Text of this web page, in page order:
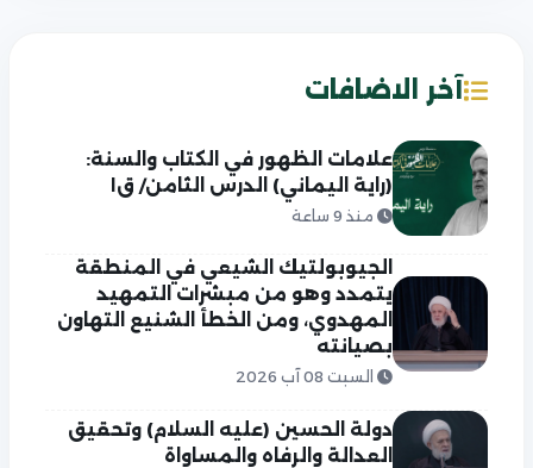
آخر الاضافات
علامات الظهور في الكتاب والسنة:
(راية اليماني) الدرس الثامن/ ق١
منذ 9 ساعة
الجيوبولتيك الشيعي في المنطقة
يتمدد وهو من مبشرات التمهيد
المهدوي، ومن الخطأ الشنيع التهاون
بصيانته
السبت 08 آب 2026
دولة الحسين (عليه السلام) وتحقيق
العدالة والرفاه والمساواة